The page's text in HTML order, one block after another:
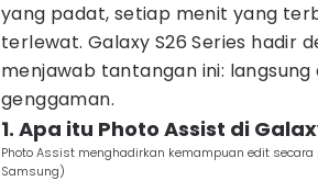
yang padat, setiap menit yang
terlewat. Galaxy S26 Series hadir
menjawab tantangan ini:
genggaman.
1. Apa itu Photo Assist di
Photo Assist menghadirkan kemampuan edit
Samsung)